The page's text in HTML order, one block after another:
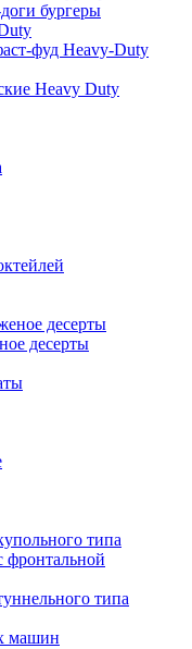
бургеры
фуд Heavy-Duty
Heavy Duty
десерты
типа
типа
машин